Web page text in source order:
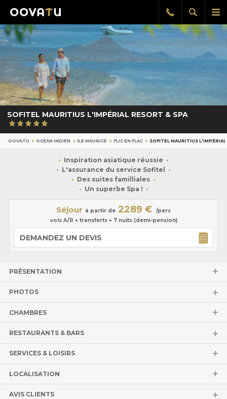
le
Afficher
la
Rappel
gratuit
SOFITEL MAURITIUS L'IMPÉRIAL RESORT & SPA
OOVATU OCÉAN INDIEN ILE MAURICE FLIC EN FLAC SOFITEL MAURITIUS
Inspiration asiatique réussie
L'assurance du service Sofitel
Des suites familliales
Un superbe Spa !
Séjour à partir de 2289 €
/pers
vols A/R + transferts + 7 nuits (demi-pension)
DEMANDEZ UN DEVIS
PRÉSENTATION
PHOTOS
CHAMBRES
RESTAURANTS & BARS
SERVICES & LOISIRS
LOCALISATION
AVIS CLIENTS